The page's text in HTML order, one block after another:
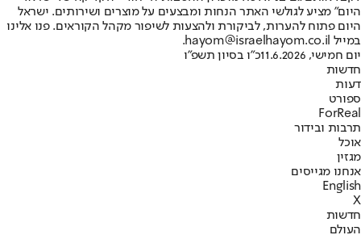
היום" מציע לגולשי האתר הנחות ומבצעים על מוצרים ושירותים. ישראל
היום פתוח להערות, לביקורת ולהצעות לשיפור מקהל הקוראים. פנו אלינו
במייל hayom@israelhayom.co.il.
יום חמישי, 11.6.2026
כ"ו בסיון תשפ"ו
חדשות
דעות
ספורט
ForReal
תרבות ובידור
אוכל
מגזין
אנחנו מגייסים
English
X
חדשות
העולם